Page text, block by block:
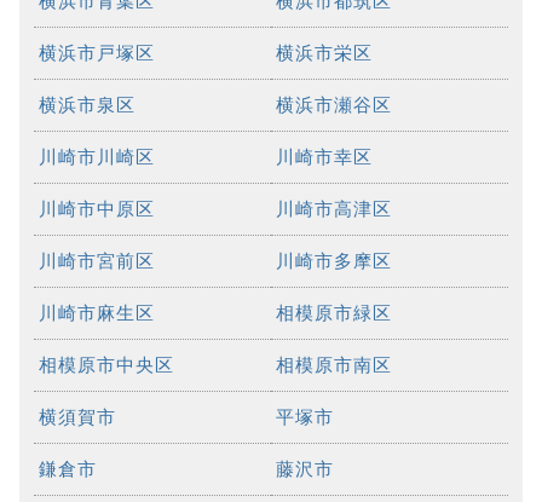
横浜市戸塚区 横浜市栄区
横浜市泉区 横浜市瀬谷区
川崎市川崎区 川崎市幸区
川崎市中原区 川崎市高津区
川崎市宮前区 川崎市多摩区
川崎市麻生区 相模原市緑区
相模原市中央区 相模原市南区
横須賀市 平塚市
鎌倉市 藤沢市